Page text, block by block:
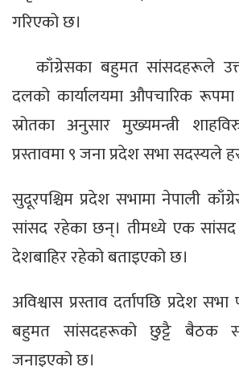
गरिएको छ।
काँग्रेसका बहुमत सांसदहरूले
दलको कार्यालयमा औपचारिक रूपमा
स्रोतका अनुसार मुख्यमन्त्री
प्रस्तावमा ९ जना प्रदेश सभा सदस्यले
सुदूरपश्चिम प्रदेश सभामा नेपाली
सांसद रहेका छन्। तीमध्ये एक सांसद
देशबाहिर रहेको बताइएको छ।
अविश्वास प्रस्ताव दर्तापछि प्रदेश
बहुमत सांसदहरूको छुट्टै बैठक
जनाइएको छ।